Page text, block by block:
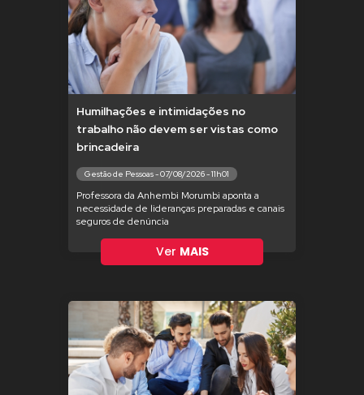
Humilhações e intimidações no
trabalho não devem ser vistas como
brincadeira
Gestão de Pessoas - 07/08/2026 - 11h01
Professora da Anhembi Morumbi aponta a
necessidade de lideranças preparadas e canais
seguros de denúncia
Ver MAIS